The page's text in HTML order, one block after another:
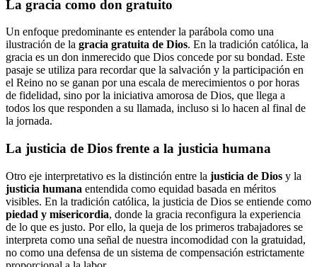
La gracia como don gratuito
Un enfoque predominante es entender la parábola como una
ilustración de la gracia gratuita de Dios. En la tradición católica, la
gracia es un don inmerecido que Dios concede por su bondad. Este
pasaje se utiliza para recordar que la salvación y la participación en
el Reino no se ganan por una escala de merecimientos o por horas
de fidelidad, sino por la iniciativa amorosa de Dios, que llega a
todos los que responden a su llamada, incluso si lo hacen al final de
la jornada.
La justicia de Dios frente a la justicia humana
Otro eje interpretativo es la distinción entre la justicia de Dios y la
justicia humana entendida como equidad basada en méritos
visibles. En la tradición católica, la justicia de Dios se entiende como
piedad y misericordia, donde la gracia reconfigura la experiencia
de lo que es justo. Por ello, la queja de los primeros trabajadores se
interpreta como una señal de nuestra incomodidad con la gratuidad,
no como una defensa de un sistema de compensación estrictamente